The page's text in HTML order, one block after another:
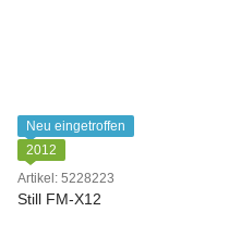
Neu eingetroffen
2012
Artikel: 5228223
Still FM-X12